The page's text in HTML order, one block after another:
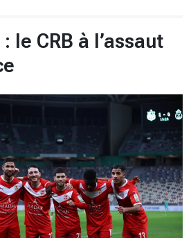
: le CRB à l’assaut